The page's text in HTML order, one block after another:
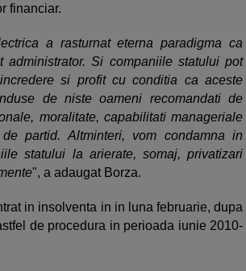
financiar.
a rasturnat eterna paradigma ca
administrator. Si companiile statului pot
si profit cu conditia ca aceste
de niste oameni recomandati de
moralitate, capabilitati manageriale
partid. Altminteri, vom condamna in
statului la arierate, somaj, privatizari
", a adaugat Borza.
in insolventa in in luna februarie, dupa
de procedura in perioada iunie 2010-